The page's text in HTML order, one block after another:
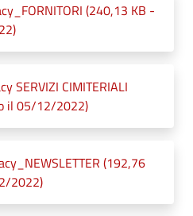
(240,13 KB -
SERVIZI CIMITERIALI
il 05/12/2022)
(192,76
2022)